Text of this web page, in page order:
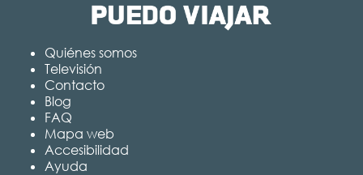
Quiénes somos
Televisión
Contacto
Blog
FAQ
Mapa web
Accesibilidad
Ayuda